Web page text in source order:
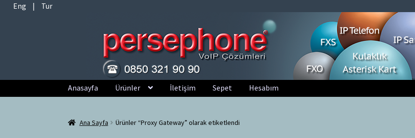
Eng | Tur
Dolaşıma
geç
İçeriğe
geç
Anasayfa Ürünler İletişim Sepet Hesabım
Ana Sayfa Ürünler “Proxy Gateway” olarak etiketlendi